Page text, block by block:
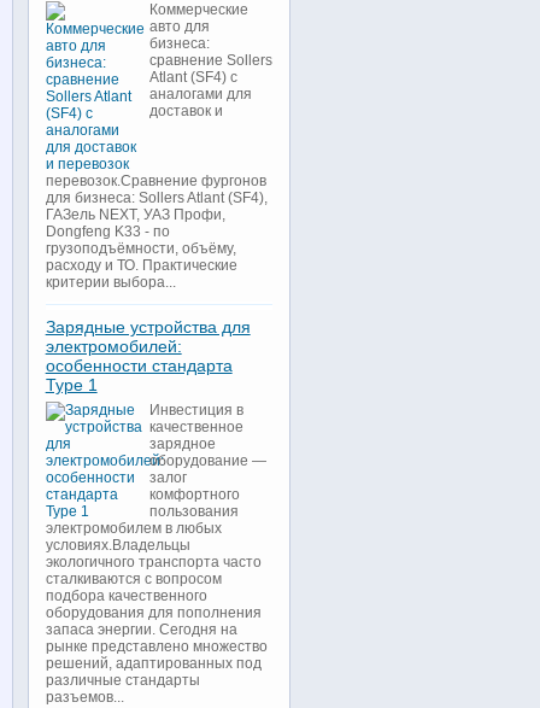
Коммерческие
авто для
бизнеса:
сравнение Sollers
Atlant (SF4) с
аналогами для
доставок и
перевозок.Сравнение фургонов
для бизнеса: Sollers Atlant (SF4),
ГАЗель NEXT, УАЗ Профи,
Dongfeng K33 - по
грузоподъёмности, объёму,
расходу и ТО. Практические
критерии выбора...
Зарядные устройства для
электромобилей:
особенности стандарта
Type 1
Инвестиция в
качественное
зарядное
оборудование —
залог
комфортного
пользования
электромобилем в любых
условиях.Владельцы
экологичного транспорта часто
сталкиваются с вопросом
подбора качественного
оборудования для пополнения
запаса энергии. Сегодня на
рынке представлено множество
решений, адаптированных под
различные стандарты
разъемов...